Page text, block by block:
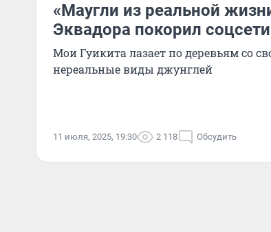
«Маугли из реальной
Эквадора покорил
Мои Гуикита лазает по деревьям со
нереальные виды джунглей
11 июля, 2025, 19:30 2 118 Обсудить